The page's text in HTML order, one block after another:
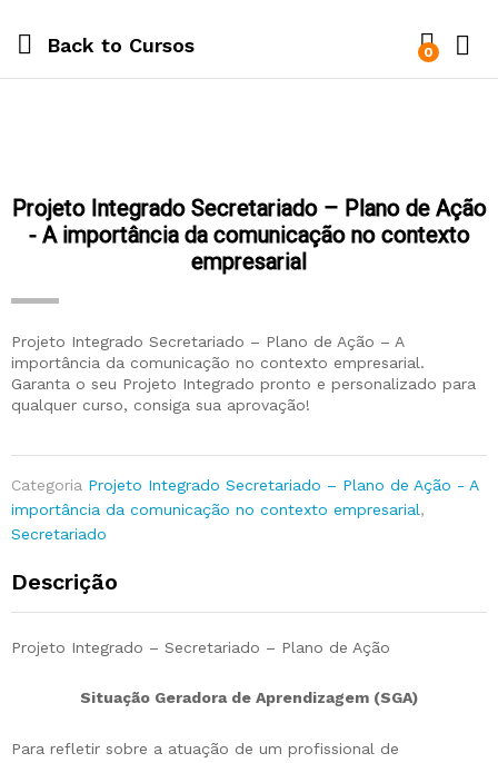
Back to Cursos 0
Projeto Integrado Secretariado – Plano de Ação
- A importância da comunicação no contexto
empresarial
Projeto Integrado Secretariado – Plano de Ação – A
importância da comunicação no contexto empresarial.
Garanta o seu Projeto Integrado pronto e personalizado para
qualquer curso, consiga sua aprovação!
Categoria Projeto Integrado Secretariado – Plano de Ação - A
importância da comunicação no contexto empresarial,
Secretariado
Descrição
Projeto Integrado – Secretariado – Plano de Ação
Situação Geradora de Aprendizagem (SGA)
Para refletir sobre a atuação de um profissional de